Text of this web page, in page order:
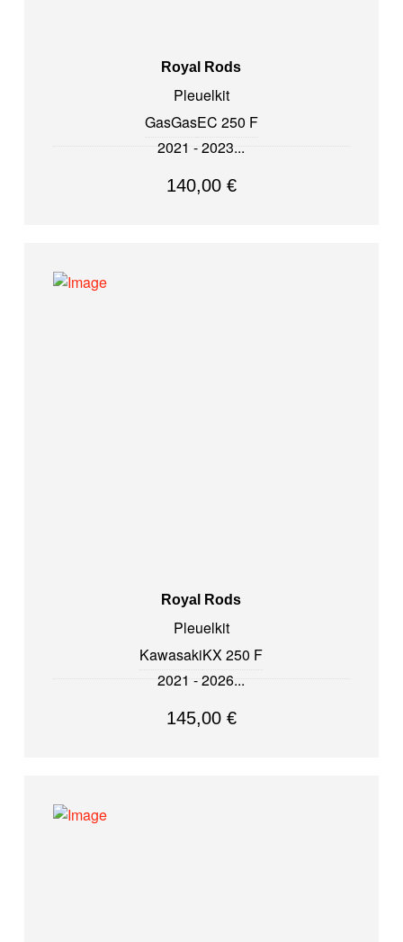
Royal Rods
Pleuelkit
GasGasEC 250 F
2021 - 2023
140,00 €
Royal Rods
Pleuelkit
KawasakiKX 250 F
2021 - 2026
145,00 €